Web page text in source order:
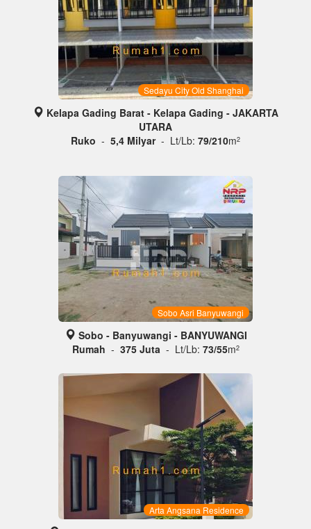
Sedayu City Old Shanghai
Kelapa Gading Barat - Kelapa Gading - JAKARTA
UTARA
Ruko - 5,4 Milyar - Lt/Lb: 79/210m2
Sobo Asri Banyuwangi
Sobo - Banyuwangi - BANYUWANGI
Rumah - 375 Juta - Lt/Lb: 73/55m2
Arta Angsana Residence